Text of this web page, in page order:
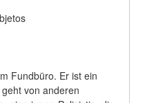
Fundbüro. Er ist ein
von anderen